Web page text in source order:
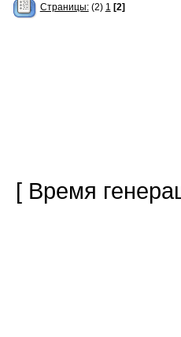
Страницы:(2) 1 [2]
[ Время